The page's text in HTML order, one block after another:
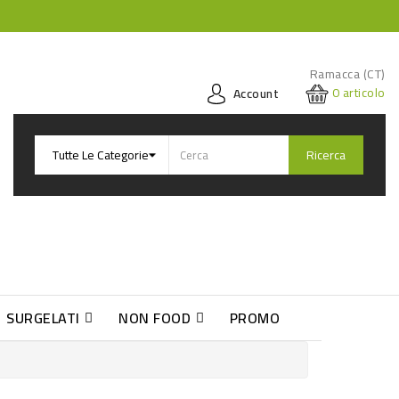
Ramacca (CT)
Account
0articolo
Ricerca
SURGELATI NON FOOD PROMO